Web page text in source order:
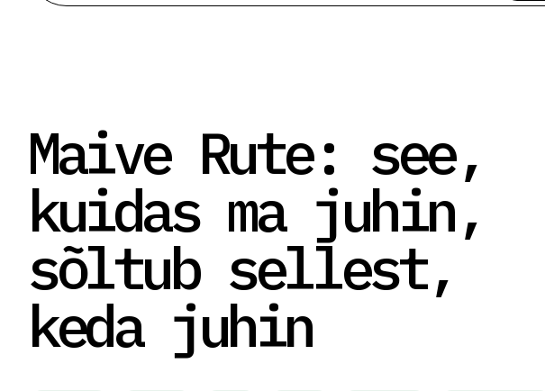
Maive Rute: see,
kuidas ma juhin,
sõltub sellest,
keda juhin